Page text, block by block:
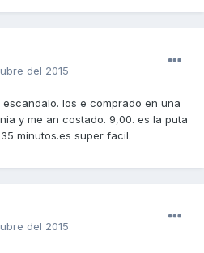
del 2015
los e comprado en una
y me an costado. 9,00. es la puta
minutos.es super facil.
del 2015